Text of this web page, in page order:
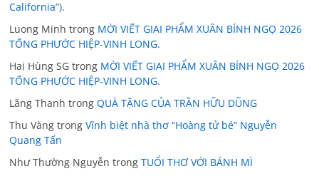
California”).
Luong Minh trong MỜI VIẾT GIAI PHẨM XUÂN BÍNH NGỌ 2026
TỐNG PHƯỚC HIỆP-VINH LONG.
Hai Hùng SG trong MỜI VIẾT GIAI PHẨM XUÂN BÍNH NGỌ 2026
TỐNG PHƯỚC HIỆP-VINH LONG.
Lãng Thanh trongQUÀ TẶNG CỦA TRẦN HỮU DŨNG
Thu Vàng trongVĩnh biệt nhà thơ “Hoàng tử bé” Nguyễn
Quang Tấn
Như Thường Nguyễn trongTUỔI THƠ VỚI BÁNH MÌ